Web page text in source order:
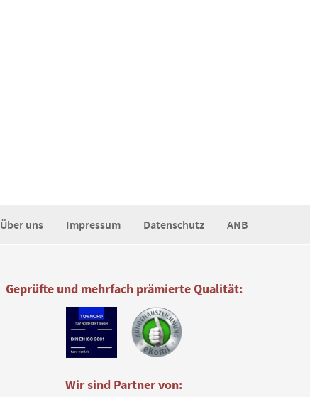
Über uns Impressum Datenschutz ANB
Geprüfte und mehrfach prämierte Qualität:
Wir sind Partner von: